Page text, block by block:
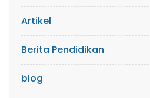
Artikel
Berita Pendidikan
blog